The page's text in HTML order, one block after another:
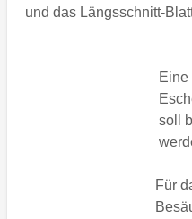
und das Längsschnitt-
Eine
soll
Für